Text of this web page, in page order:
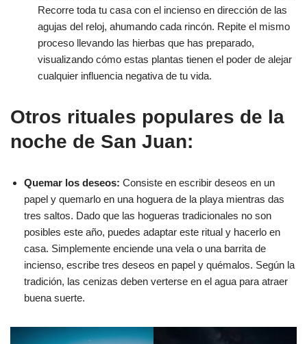
Recorre toda tu casa con el incienso en dirección de las
agujas del reloj, ahumando cada rincón. Repite el mismo
proceso llevando las hierbas que has preparado,
visualizando cómo estas plantas tienen el poder de alejar
cualquier influencia negativa de tu vida.
Otros rituales populares de la
noche de San Juan:
Quemar los deseos: Consiste en escribir deseos en un
papel y quemarlo en una hoguera de la playa mientras das
tres saltos. Dado que las hogueras tradicionales no son
posibles este año, puedes adaptar este ritual y hacerlo en
casa. Simplemente enciende una vela o una barrita de
incienso, escribe tres deseos en papel y quémalos. Según la
tradición, las cenizas deben verterse en el agua para atraer
buena suerte.